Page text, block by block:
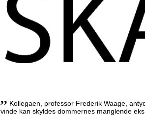
,, Kollegaen, professor Frederik Waage,
vinde kan skyldes dommernes manglende